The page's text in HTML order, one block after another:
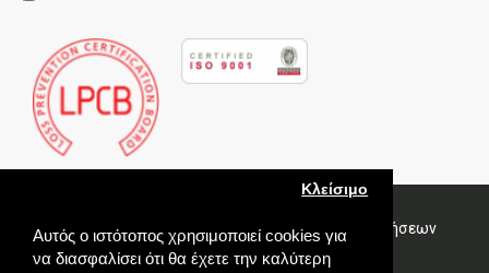
Αυτός ο ιστότοπος χρησιμοποιεί cookies για
να διασφαλίσει ότι θα έχετε την καλύτερη
Κλείσιμο
Πολιτική Ποιότητας Όροι χρήσης
Πολιτική Πωλήσεων
Εγγύηση